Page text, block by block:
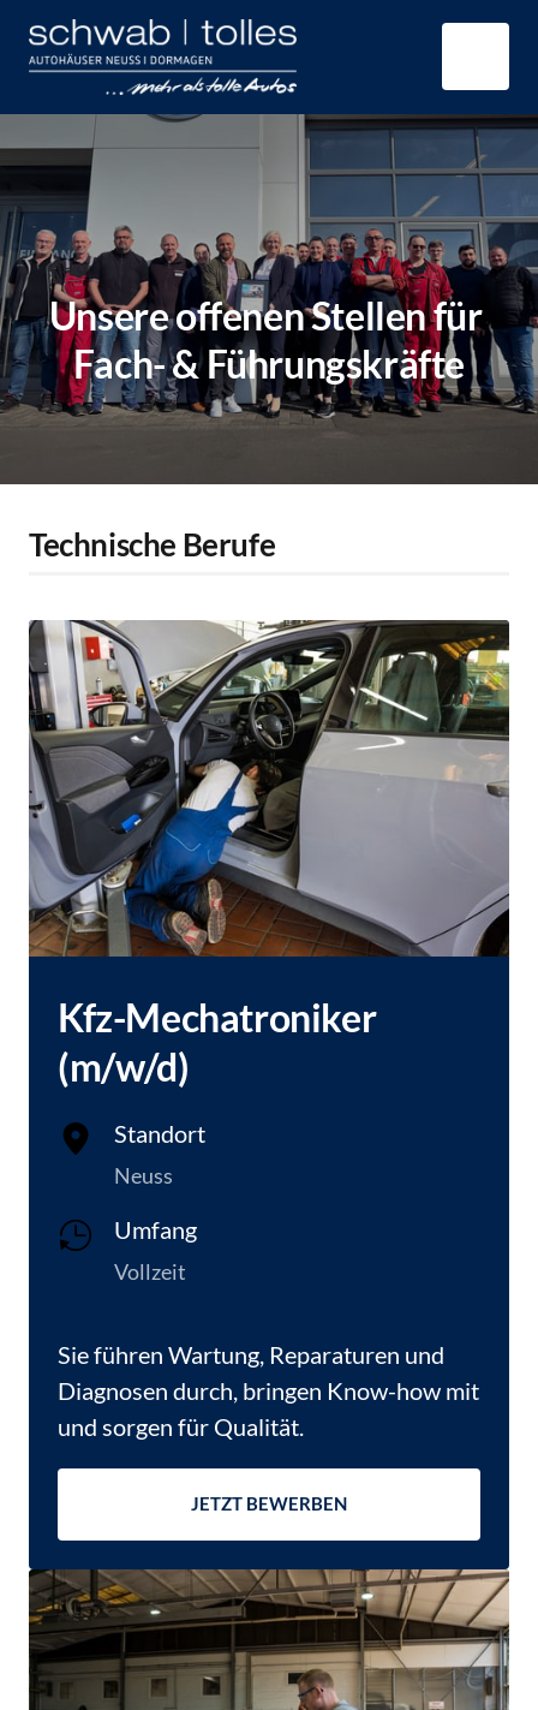
Unsere offenen Stellen für
Fach- & Führungskräfte
Technische Berufe
Kfz-Mechatroniker
(m/w/d)
Standort
Neuss
Umfang
Vollzeit
Sie führen Wartung, Reparaturen und
Diagnosen durch, bringen Know-how mit
und sorgen für Qualität.
JETZT BEWERBEN